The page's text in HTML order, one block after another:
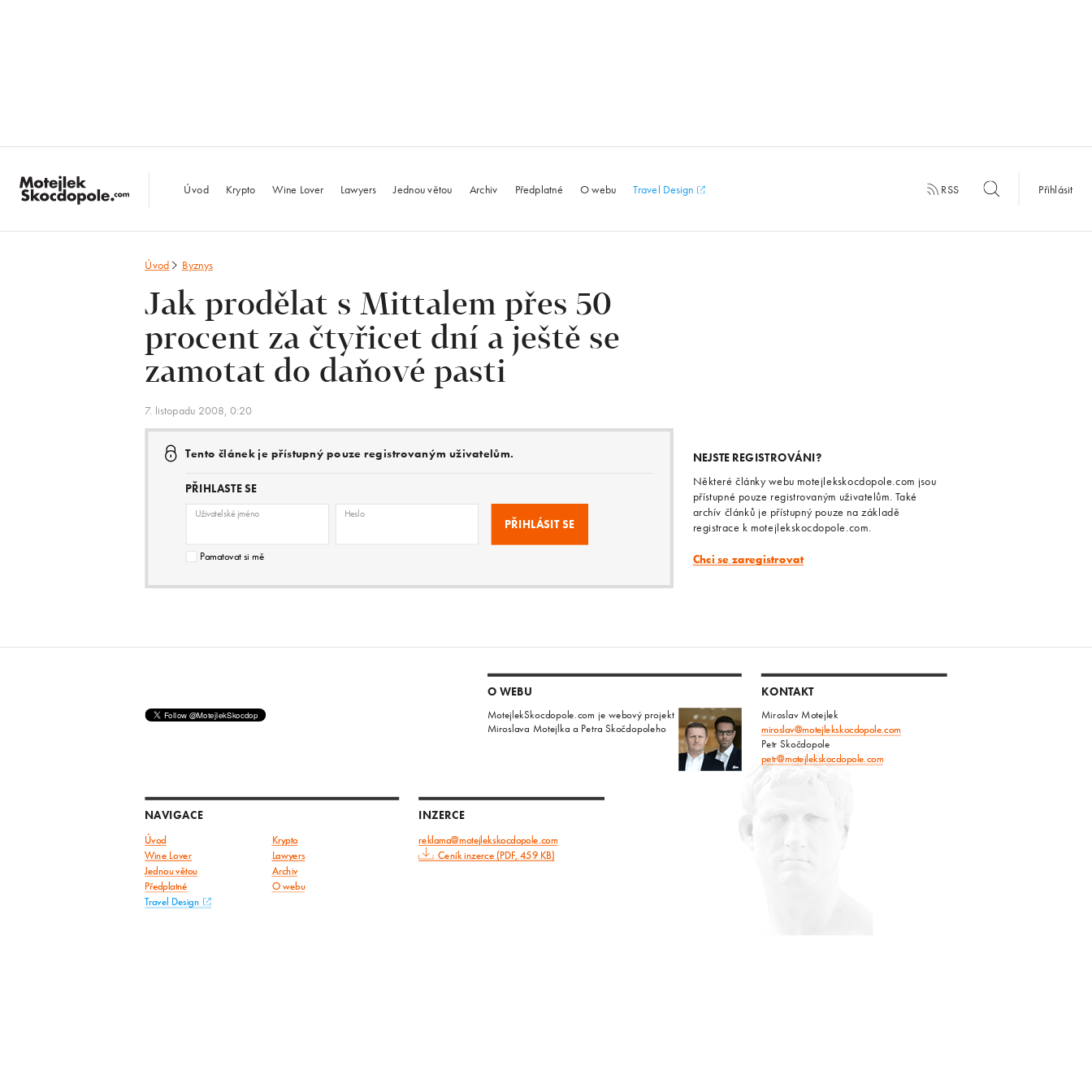
MotejlekSkocdopole.com
Úvod Krypto Wine Lover Lawyers Jednou větou Archiv Předplatné O webu Travel Design RSS Přihlásit
Úvod Byznys
Jak prodělat s Mittalem přes 50
procent za čtyřicet dní a ještě se
zamotat do daňové pasti
7. listopadu 2008, 0:20
Tento článek je přístupný pouze registrovaným uživatelům.
PŘIHLASTE SE
Uživatelské jméno Heslo
Pamatovat si mě
NEJSTE REGISTROVÁNI?
Některé články webu motejlekskocdopole.com jsou
přístupné pouze registrovaným uživatelům. Také
archív článků je přístupný pouze na základě
registrace k motejlekskocdopole.com.
Chci se zaregistrovat
O WEBU
MotejlekSkocdopole.com je webový projekt
Miroslava Motejlka a Petra Skočdopoleho
KONTAKT
Miroslav Motejlek
miroslav@motejlekskocdopole.com
Petr Skočdopole
petr@motejlekskocdopole.com
NAVIGACE
Úvod Krypto
Wine Lover
Lawyers
Jednou větou
Archiv
Předplatné O webu
Travel Design
INZERCE
reklama@motejlekskocdopole.com
Ceník inzerce (PDF, 459 KB)